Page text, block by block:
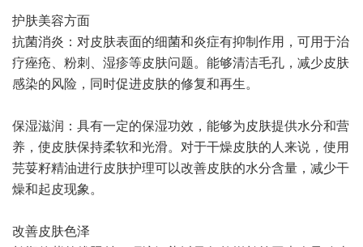
护肤美容方面
抗菌消炎：对皮肤表面的细菌和炎症有抑制作用，可用于治
疗痤疮、粉刺、湿疹等皮肤问题。能够清洁毛孔，减少皮肤
感染的风险，同时促进皮肤的修复和再生。
保湿滋润：具有一定的保湿功效，能够为皮肤提供水分和营
养，使皮肤保持柔软和光滑。对于干燥皮肤的人来说，使用
芫荽籽精油进行皮肤护理可以改善皮肤的水分含量，减少干
燥和起皮现象。
改善皮肤色泽